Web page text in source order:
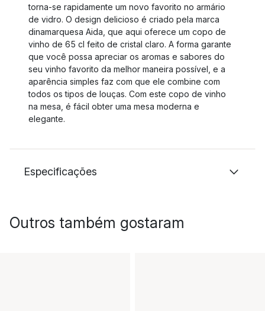
torna-se rapidamente um novo favorito no armário
de vidro. O design delicioso é criado pela marca
dinamarquesa Aida, que aqui oferece um copo de
vinho de 65 cl feito de cristal claro. A forma garante
que você possa apreciar os aromas e sabores do
seu vinho favorito da melhor maneira possível, e a
aparência simples faz com que ele combine com
todos os tipos de louças. Com este copo de vinho
na mesa, é fácil obter uma mesa moderna e
elegante.
Especificações
Outros também gostaram